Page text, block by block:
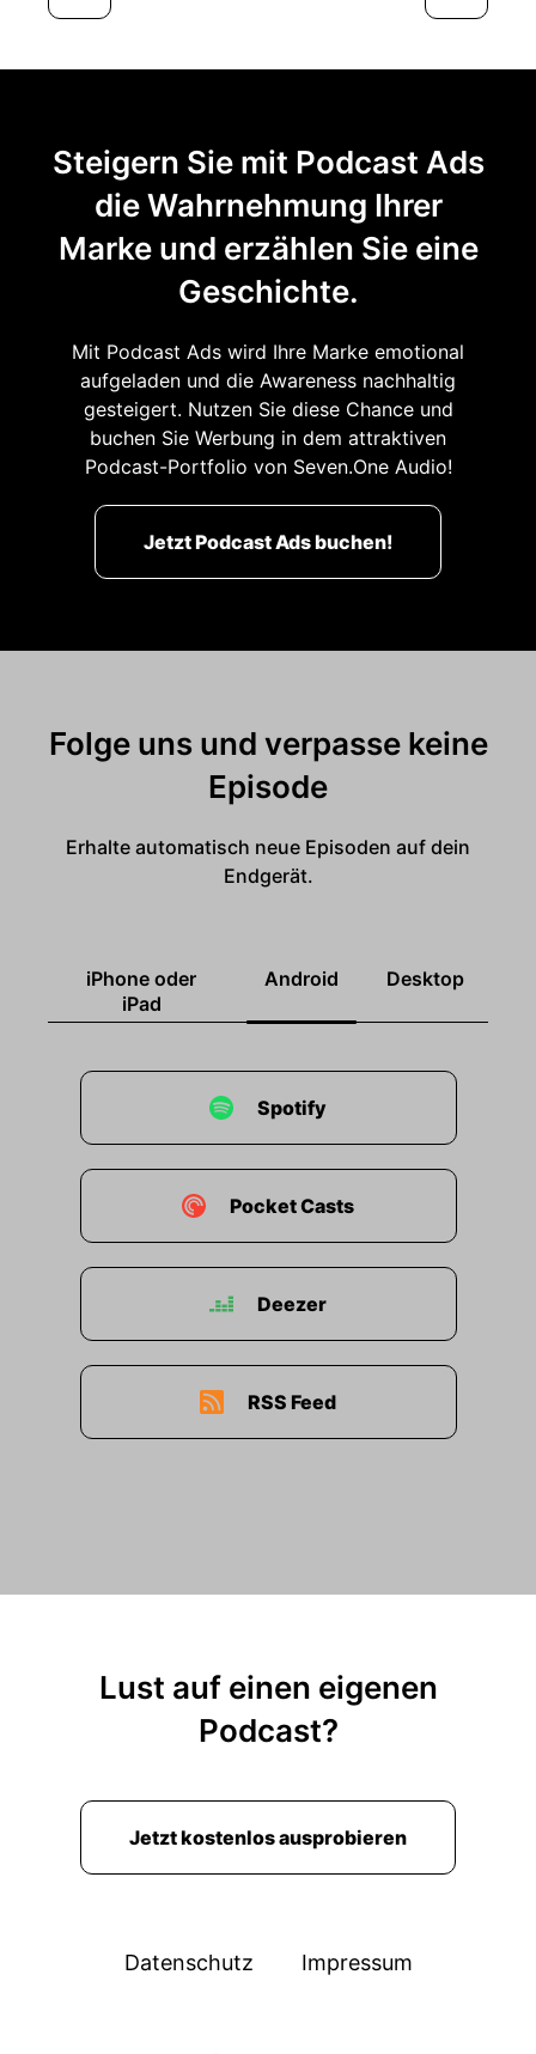
Steigern Sie mit Podcast Ads
die Wahrnehmung Ihrer
Marke und erzählen Sie eine
Geschichte.
Mit Podcast Ads wird Ihre Marke emotional
aufgeladen und die Awareness nachhaltig
gesteigert. Nutzen Sie diese Chance und
buchen Sie Werbung in dem attraktiven
Podcast-Portfolio von Seven.One Audio!
Jetzt Podcast Ads buchen!
Folge uns und verpasse keine
Episode
Erhalte automatisch neue Episoden auf dein
Endgerät.
iPhone oder
iPad
Android Desktop
Spotify
Pocket Casts
Deezer
RSS Feed
Lust auf einen eigenen
Podcast?
Jetzt kostenlos ausprobieren
Datenschutz Impressum